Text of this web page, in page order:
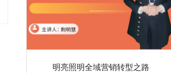
明亮照明全域营销转型之路